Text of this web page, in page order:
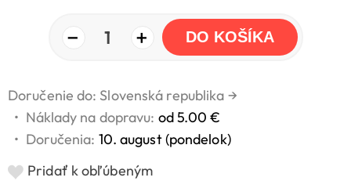
− 1 + DO KOŠÍKA
Doručenie do: Slovenská republika →
• Náklady na dopravu: od 5.00 €
• Doručenia: 10. august (pondelok)
Pridať k obľúbeným